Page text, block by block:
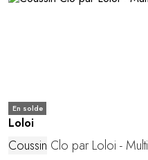
En solde
Loloi
Coussin Clo par Loloi - Multi